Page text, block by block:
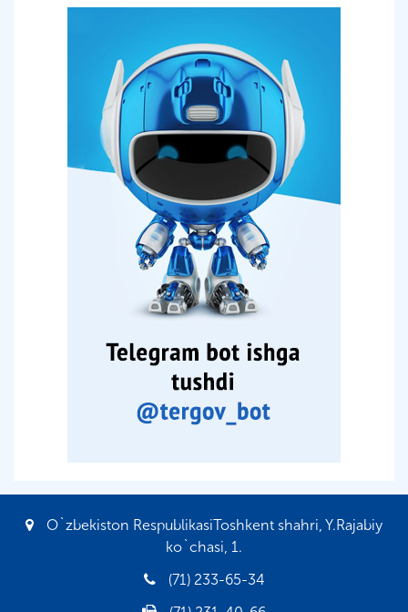
O`zbekiston RespublikasiToshkent shahri, Y.Rajabiy
ko`chasi, 1.
(71) 233-65-34